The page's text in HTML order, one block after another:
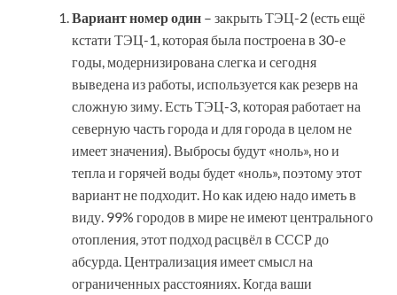
Вариант номер один – закрыть ТЭЦ-2 (есть ещё
кстати ТЭЦ-1, которая была построена в 30-е
годы, модернизирована слегка и сегодня
выведена из работы, используется как резерв на
сложную зиму. Есть ТЭЦ-3, которая работает на
северную часть города и для города в целом не
имеет значения). Выбросы будут «ноль», но и
тепла и горячей воды будет «ноль», поэтому этот
вариант не подходит. Но как идею надо иметь в
виду. 99% городов в мире не имеют центрального
отопления, этот подход расцвёл в СССР до
абсурда. Централизация имеет смысл на
ограниченных расстояниях. Когда ваши